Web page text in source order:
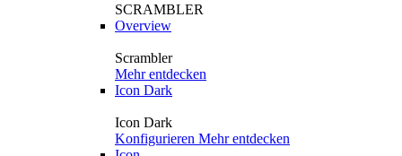
SCRAMBLER
Overview
Scrambler
Mehr entdecken
Icon Dark
Icon Dark
Konfigurieren Mehr entdecken